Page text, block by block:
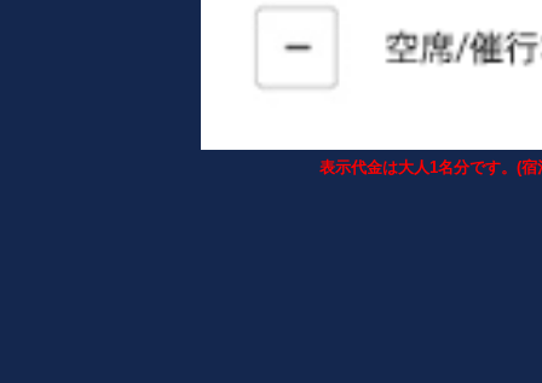
表示代金は大人1名分です。(